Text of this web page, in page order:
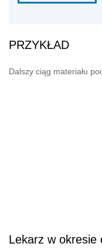
PRZYKŁAD
Dalszy ciąg materiału
Lekarz w okresie